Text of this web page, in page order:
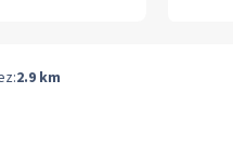
2.9 km